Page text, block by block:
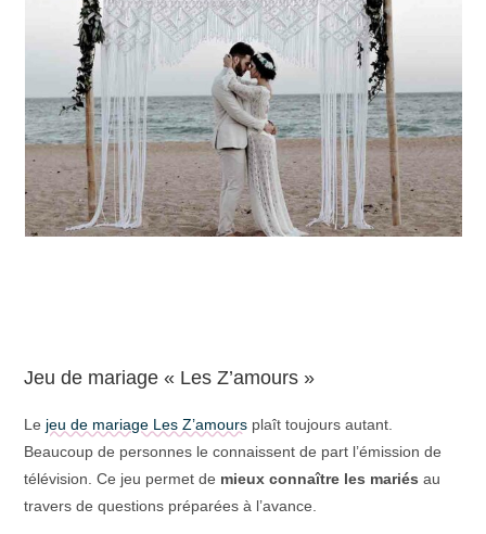
Jeu de mariage « Les Z’amours »
Le jeu de mariage Les Z’amours plaît toujours autant.
Beaucoup de personnes le connaissent de part l’émission de
télévision. Ce jeu permet de mieux connaître les mariés au
travers de questions préparées à l’avance.